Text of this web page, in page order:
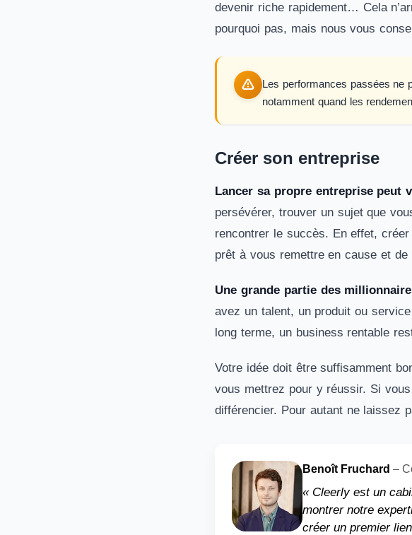
devenir riche rapidement… Cela
pourquoi pas, mais nous vous
Les performances passées ne
notamment quand les
Créer son entreprise
Lancer sa propre entreprise peut
persévérer, trouver un sujet que
rencontrer le succès. En effet, créer
prêt à vous remettre en cause et de
Une grande partie des
avez un talent, un produit ou
long terme, un business rentable
Votre idée doit être suffisamment
vous mettrez pour y réussir. Si
différencier. Pour autant ne laissez
Benoît Fruchard –
« Cleerly est un
montrer notre
créer un premier